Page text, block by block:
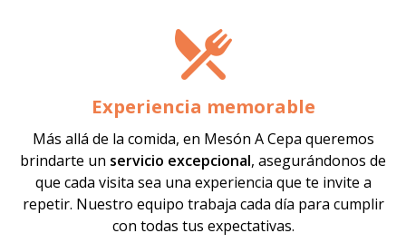
Experiencia memorable
Más allá de la comida, en Mesón A Cepa queremos
brindarte un servicio excepcional, asegurándonos de
que cada visita sea una experiencia que te invite a
repetir. Nuestro equipo trabaja cada día para cumplir
con todas tus expectativas.